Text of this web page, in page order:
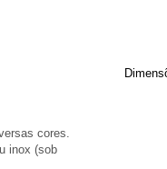
cores.
inox (sob